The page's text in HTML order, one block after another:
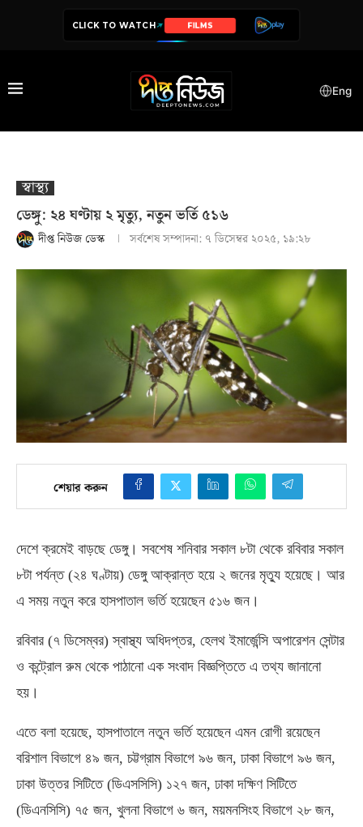
CLICK TO WATCH SERIES
Eng
স্বাস্থ‍্য
ডেঙ্গু: ২৪ ঘণ্টায় ২ মৃত্যু, নতুন ভর্তি ৫১৬
দীপ্ত নিউজ ডেস্ক সর্বশেষ সম্পাদনা: ৭ ডিসেম্বর ২০২৫, ১৯:২৮
শেয়ার করুন
দেশে ক্রমেই বাড়ছে ডেঙ্গু। সবশেষ শনিবার সকাল ৮টা থেকে রবিবার সকাল
৮টা পর্যন্ত (২৪ ঘণ্টায়) ডেঙ্গু আক্রান্ত হয়ে ২ জনের মৃত্যু হয়েছে। আর
এ সময় নতুন করে হাসপাতাল ভর্তি হয়েছেন ৫১৬ জন।
রবিবার (৭ ডিসেম্বর)স্বাস্থ্য অধিদপ্তর, হেলথ ইমার্জেন্সি অপারেশন সেন্টার
ও কন্ট্রোল রুম থেকে পাঠানো এক সংবাদ বিজ্ঞপ্তিতে এ তথ্য জানানো
হয়।
এতে বলা হয়েছে, হাসপাতালে নতুন ভর্তি হয়েছেন এমন রোগী রয়েছেন
বরিশাল বিভাগে ৪৯ জন, চট্টগ্রাম বিভাগে ৯৬ জন, ঢাকা বিভাগে ৯৬ জন,
ঢাকা উত্তর সিটিতে (ডিএসসিসি) ১২৭ জন, ঢাকা দক্ষিণ সিটিতে
(ডিএনসিসি) ৭৫ জন, খুলনা বিভাগে ৬ জন, ময়মনসিংহ বিভাগে ২৮ জন,